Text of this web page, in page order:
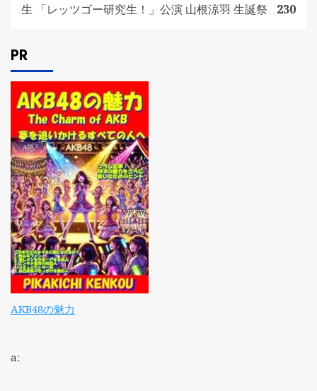
生 「レッツゴー研究生！」公演 山根涼羽 生誕祭
230
PR
AKB48の魅力
a: